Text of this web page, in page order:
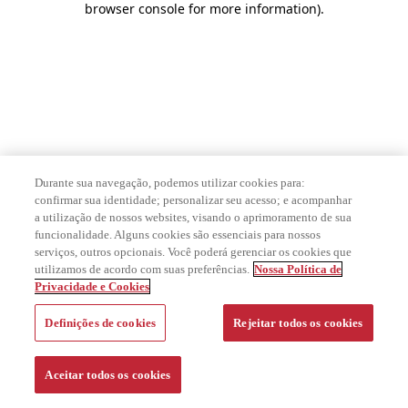
browser console for more information).
Durante sua navegação, podemos utilizar cookies para:
confirmar sua identidade; personalizar seu acesso; e acompanhar
a utilização de nossos websites, visando o aprimoramento de sua
funcionalidade. Alguns cookies são essenciais para nossos
serviços, outros opcionais. Você poderá gerenciar os cookies que
utilizamos de acordo com suas preferências. Nossa Política de
Privacidade e Cookies
Definições de cookies Rejeitar todos os cookies
Aceitar todos os cookies